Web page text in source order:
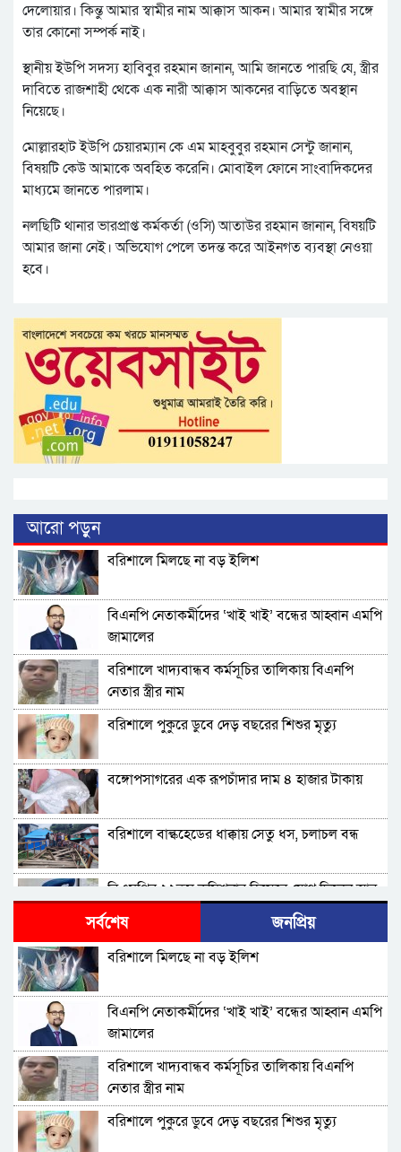
দেলোয়ার। কিন্তু আমার স্বামীর নাম আক্কাস আকন। আমার স্বামীর সঙ্গে
তার কোনো সম্পর্ক নাই।
স্থানীয় ইউপি সদস্য হাবিবুর রহমান জানান, আমি জানতে পারছি যে, স্ত্রীর
দাবিতে রাজশাহী থেকে এক নারী আক্কাস আকনের বাড়িতে অবস্থান
নিয়েছে।
মোল্লারহাট ইউপি চেয়ারম্যান কে এম মাহবুবুর রহমান সেন্টু জানান,
বিষয়টি কেউ আমাকে অবহিত করেনি। মোবাইল ফোনে সাংবাদিকদের
মাধ্যমে জানতে পারলাম।
নলছিটি থানার ভারপ্রাপ্ত কর্মকর্তা (ওসি) আতাউর রহমান জানান, বিষয়টি
আমার জানা নেই। অভিযোগ পেলে তদন্ত করে আইনগত ব্যবস্থা নেওয়া
হবে।
আরো পড়ুন
বরিশালে মিলছে না বড় ইলিশ
বিএনপি নেতাকর্মীদের ‘খাই খাই’ বন্ধের আহ্বান এমপি
জামালের
বরিশালে খাদ্যবান্ধব কর্মসূচির তালিকায় বিএনপি
নেতার স্ত্রীর নাম
বরিশালে পুকুরে ডুবে দেড় বছরের শিশুর মৃত্যু
বঙ্গোপসাগরের এক রূপচাঁদার দাম ৪ হাজার টাকায়
বরিশালে বাল্কহেডের ধাক্কায় সেতু ধস, চলাচল বন্ধ
বিএমপির ২২তম কমিশনার হিসেবে যোগ দিলেন আবু
রায়হান মুহম্মদ সালেহ
বরিশাল থেকে যেন কোনো রোগীকে ঢাকায় যেতে না
হয়: ড. জিয়াউদ্দিন
পটুয়াখালীতে কুকুরকে পিটিয়ে হত্যা, আসামীকে ২০
হাজার টাকা জরিমানা
ফ্যাসিবাদ গোষ্ঠীর কারণেই ব্যাংকে টাকা নেই: গণপূর্ত
প্রতিমন্ত্রী
ভোলায় পঞ্চম শ্রেণির ছাত্রীকে সংঘবদ্ধ ধর্ষণের
অভিযোগ, গ্রেপ্তার ৩
সর্বশেষ জনপ্রিয়
বরিশালে মিলছে না বড় ইলিশ
বিএনপি নেতাকর্মীদের ‘খাই খাই’ বন্ধের আহ্বান এমপি
জামালের
বরিশালে খাদ্যবান্ধব কর্মসূচির তালিকায় বিএনপি
নেতার স্ত্রীর নাম
বরিশালে পুকুরে ডুবে দেড় বছরের শিশুর মৃত্যু